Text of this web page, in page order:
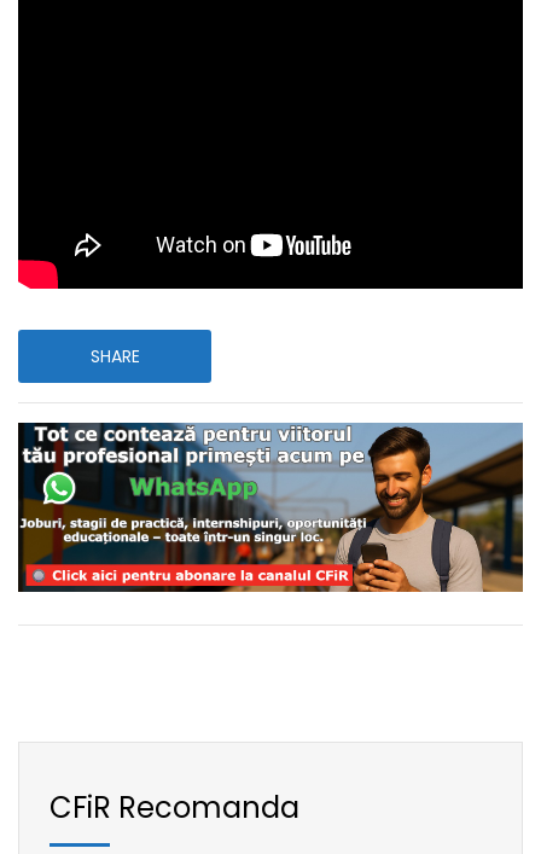
SHARE
CFiR Recomanda